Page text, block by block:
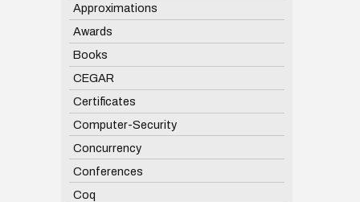
Approximations
Awards
Books
CEGAR
Certificates
Computer-Security
Concurrency
Conferences
Coq